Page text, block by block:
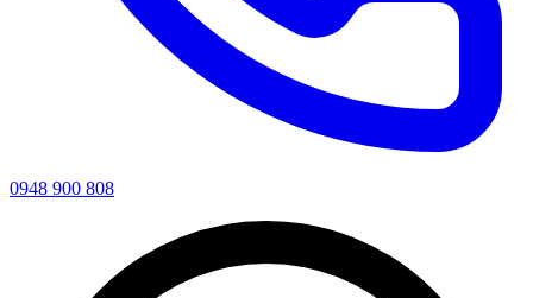
0948 900 808